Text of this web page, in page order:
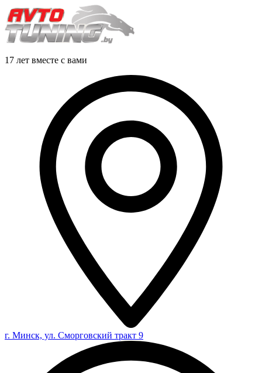
17 лет вместе с вами
г. Минск, ул. Сморговский тракт 9